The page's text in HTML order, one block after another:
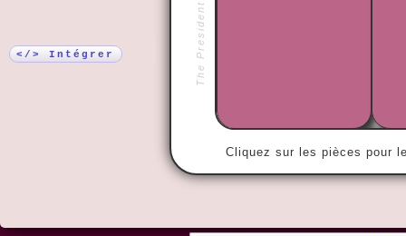
</> Intégrer The President
Cliquez sur les pièces pour